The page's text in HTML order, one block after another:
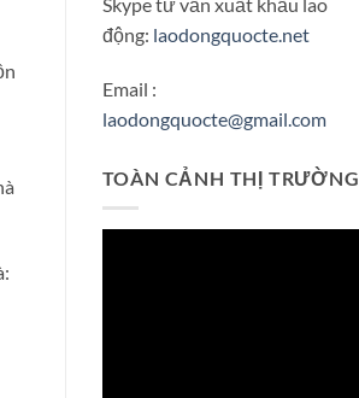
động: laodongquocte.net
Email :
laodongquocte@gmail.com
TOÀN CẢNH THỊ TRƯỜNG